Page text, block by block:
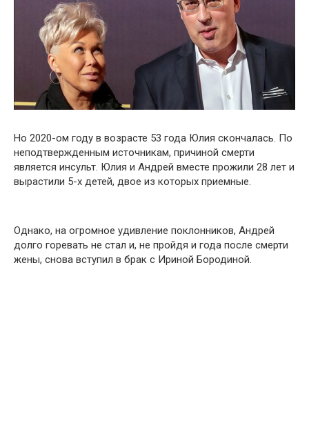
Но 2020-ом году в возрасте 53 года Юлия скончалась. По
неподтвержденным источникам, причиной смерти
является инсульт. Юлия и Андрей вместе прожили 28 лет и
вырастили 5-х детей, двое из которых приемные.
Однако, на огромное удивление поклонников, Андрей
долго горевать не стал и, не пройдя и года после смерти
жены, снова вступил в брак с Ириной Бородиной.